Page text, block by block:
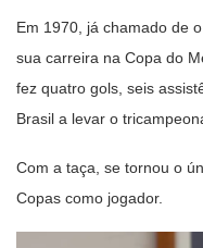
Em 1970, já chamado de
sua carreira na Copa do
fez quatro gols, seis
Brasil a levar o
Com a taça, se tornou o
Copas como jogador.